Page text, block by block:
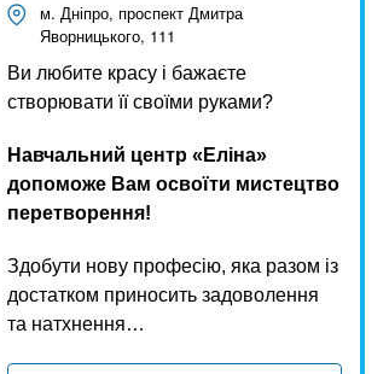
м. Дніпро, проспект Дмитра
Яворницького, 111
Ви любите красу і бажаєте
створювати її своїми руками?
Навчальний центр «Еліна»
допоможе Вам освоїти мистецтво
перетворення!
Здобути нову професію, яка разом із
достатком приносить задоволення
та натхнення…